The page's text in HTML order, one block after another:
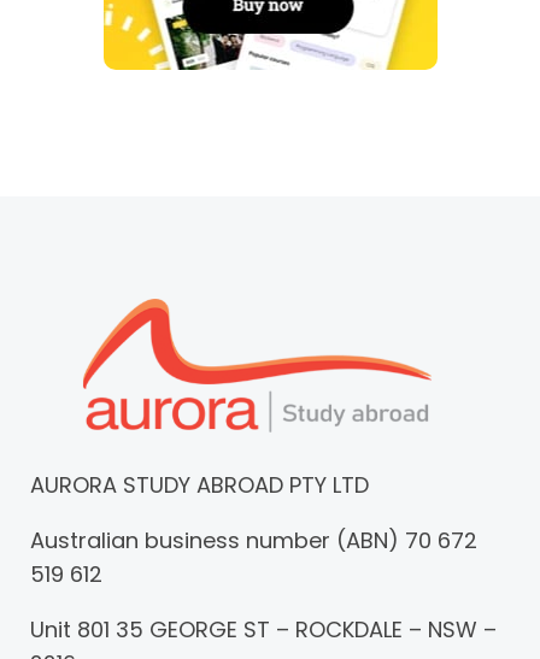
AURORA STUDY ABROAD PTY LTD
Australian business number (ABN) 70 672
519 612
Unit 801 35 GEORGE ST – ROCKDALE – NSW –